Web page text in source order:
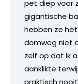
pet diep voor
gigantische
hebben ze
domweg niet
zelf op dat ik
aanklikte
praktisch